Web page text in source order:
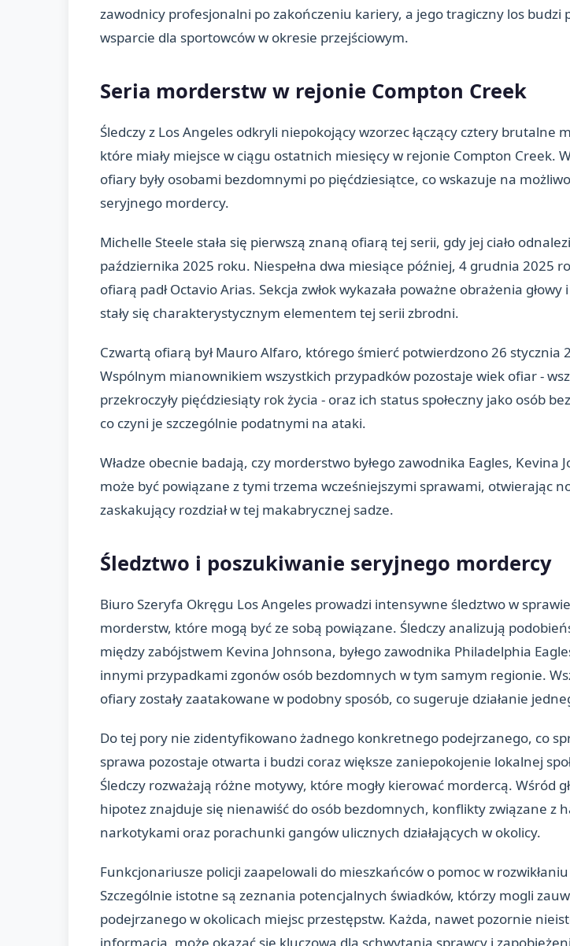
zawodnicy profesjonalni po zakończeniu kariery, a jego tragiczny los budzi
wsparcie dla sportowców w okresie przejściowym.
Seria morderstw w rejonie Compton Creek
Śledczy z Los Angeles odkryli niepokojący wzorzec łączący cztery brutalne
które miały miejsce w ciągu ostatnich miesięcy w rejonie Compton Creek.
ofiary były osobami bezdomnymi po pięćdziesiątce, co wskazuje na
seryjnego mordercy.
Michelle Steele stała się pierwszą znaną ofiarą tej serii, gdy jej ciało
października 2025 roku. Niespełna dwa miesiące później, 4 grudnia 2025
ofiarą padł Octavio Arias. Sekcja zwłok wykazała poważne obrażenia głowy
stały się charakterystycznym elementem tej serii zbrodni.
Czwartą ofiarą był Mauro Alfaro, którego śmierć potwierdzono 26 stycznia
Wspólnym mianownikiem wszystkich przypadków pozostaje wiek ofiar -
przekroczyły pięćdziesiąty rok życia - oraz ich status społeczny jako osób
co czyni je szczególnie podatnymi na ataki.
Władze obecnie badają, czy morderstwo byłego zawodnika Eagles, Kevina
może być powiązane z tymi trzema wcześniejszymi sprawami, otwierając
zaskakujący rozdział w tej makabrycznej sadze.
Śledztwo i poszukiwanie seryjnego mordercy
Biuro Szeryfa Okręgu Los Angeles prowadzi intensywne śledztwo w
morderstw, które mogą być ze sobą powiązane. Śledczy analizują
między zabójstwem Kevina Johnsona, byłego zawodnika Philadelphia
innymi przypadkami zgonów osób bezdomnych w tym samym regionie.
ofiary zostały zaatakowane w podobny sposób, co sugeruje działanie
Do tej pory nie zidentyfikowano żadnego konkretnego podejrzanego, co
sprawa pozostaje otwarta i budzi coraz większe zaniepokojenie lokalnej
Śledczy rozważają różne motywy, które mogły kierować mordercą. Wśród
hipotez znajduje się nienawiść do osób bezdomnych, konflikty związane z
narkotykami oraz porachunki gangów ulicznych działających w okolicy.
Funkcjonariusze policji zaapelowali do mieszkańców o pomoc w
Szczególnie istotne są zeznania potencjalnych świadków, którzy mogli
podejrzanego w okolicach miejsc przestępstw. Każda, nawet pozornie